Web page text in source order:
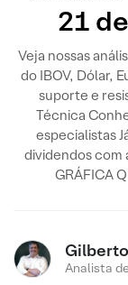
21
Veja nossas
do IBOV, Dólar,
suporte e
Técnica
especialistas
dividendos com
GRÁFICA
Analista